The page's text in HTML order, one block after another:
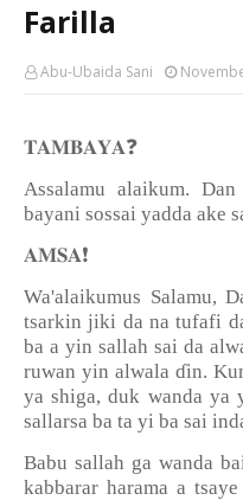
Farilla
Abu-Ubaida Sani
𝐓𝐀𝐌𝐁𝐀𝐘𝐀❓
Assalamu alaikum.
bayani sossai yadda ake
𝐀𝐌𝐒𝐀❗️
Wa'alaikumus Salamu,
tsarkin jiki da na tufafi
ba a yin sallah sai da
ruwan yin alwala ɗin.
ya shiga, duk wanda ya
sallarsa ba ta yi ba sai
Babu sallah ga wanda
kabbarar harama a